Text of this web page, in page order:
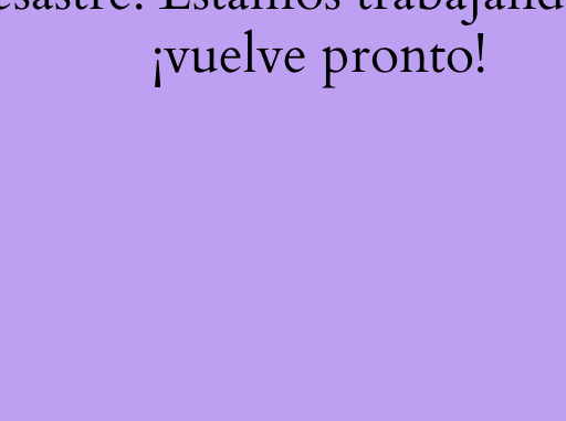
¡vuelve pronto!